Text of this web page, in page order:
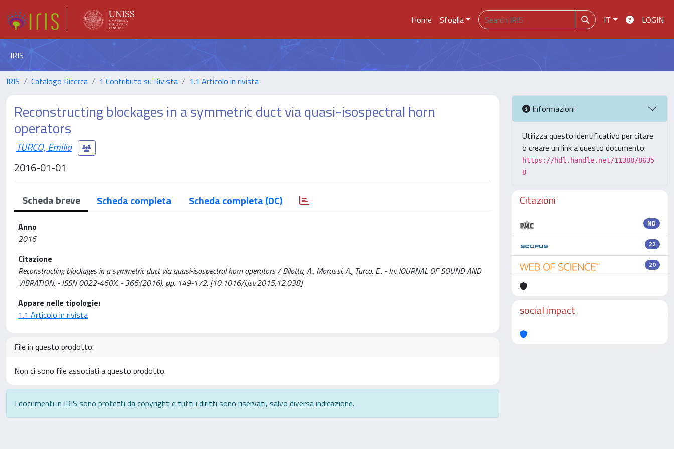
Home Sfoglia IT LOGIN
IRIS
IRIS Catalogo Ricerca 1 Contributo su Rivista 1.1 Articolo in rivista
Reconstructing blockages in a symmetric duct via quasi-isospectral horn
operators
TURCO, Emilio
2016-01-01
Scheda breve Scheda completa Scheda completa (DC)
Anno
2016
Citazione
Reconstructing blockages in a symmetric duct via quasi-isospectral horn operators / Bilotta, A., Morassi, A., Turco, E.. - In: JOURNAL OF SOUND AND
VIBRATION. - ISSN 0022-460X. - 366:(2016), pp. 149-172. [10.1016/j.jsv.2015.12.038]
Appare nelle tipologie:
1.1 Articolo in rivista
File in questo prodotto:
Non ci sono file associati a questo prodotto.
I documenti in IRIS sono protetti da copyright e tutti i diritti sono riservati, salvo diversa indicazione.
Informazioni
Utilizza questo identificativo per citare
o creare un link a questo documento:
https://hdl.handle.net/11388/8635
8
Citazioni
ND
22
20
social impact